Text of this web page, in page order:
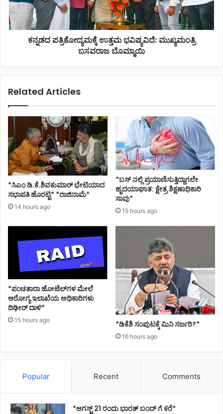
ಮ
ಗಾ
ರಿ
ಪೂ
ತ್
ರಿ
ಕೋ
ಉ
ಮ
ವಿ
ಷ್
ಯ
ವಿ
ದೆ
:
ಮು
ಯ
ಸ
ವ
ರಾ
ಜ
ಬೊ
ಯಿ
ಕನ್ನಡದ ಪತ್ರಿಕೋದ್ಯಮಕ್ಕೆ ಉತ್ತಮ ಭವಿಷ್ಯವಿದೆ: ಮುಖ್ಯಮಂತ್ರಿ
ಬಸವರಾಜ ಬೊಮ್ಮಾಯಿ
Related Articles
*ಸಿಎಂ ಡಿ.ಕೆ.ಶಿವಕುಮಾರ್ ಭೇಟಿಯಾದ
ಸಭಾಪತಿ ಹೊರಟ್ಟಿ* *ರಾಜಿನಾಮೆ*
14 hours ago
*ಬಸ್ ನಲ್ಲಿ ಪ್ರಯಾಣಿಸುತ್ತಿದ್ದಾಗಲೇ
ಹೃದಯಾಘಾತ: ಕ್ಷೇತ್ರ ಶಿಕ್ಷಣಾಧಿಕಾರಿ
ಸಾವು*
15 hours ago
*ಪಂಚತಾರಾ ಹೋಟೆಲ್‌ಗಳ ಮೇಲೆ
ಆರೋಗ್ಯ ಇಲಾಖೆಯ ಅಧಿಕಾರಿಗಳು
ದಿಢೀರ್ ದಾಳಿ*
15 hours ago *ಡಿಕೆಶಿ ಸಂಪುಟಕ್ಕೆ ಮಿನಿ ಸರ್ಜರಿ?*
16 hours ago
Popular Recent Comments
*ಆಗಸ್ಟ್ 21 ರಂದು ಭಾರತ್‌ ಬಂದ್‌ ಗೆ ಕರೆ*